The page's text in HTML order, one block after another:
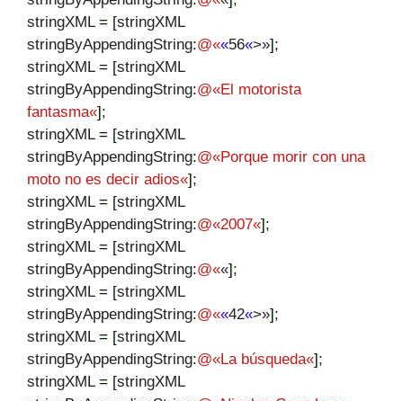
stringXML = [stringXML
stringByAppendingString:@««56«>»];
stringXML = [stringXML
stringByAppendingString:@«El motorista
fantasma«];
stringXML = [stringXML
stringByAppendingString:@«Porque morir con una
moto no es decir adios«];
stringXML = [stringXML
stringByAppendingString:@«2007«];
stringXML = [stringXML
stringByAppendingString:@««];
stringXML = [stringXML
stringByAppendingString:@««42«>»];
stringXML = [stringXML
stringByAppendingString:@«La búsqueda«];
stringXML = [stringXML